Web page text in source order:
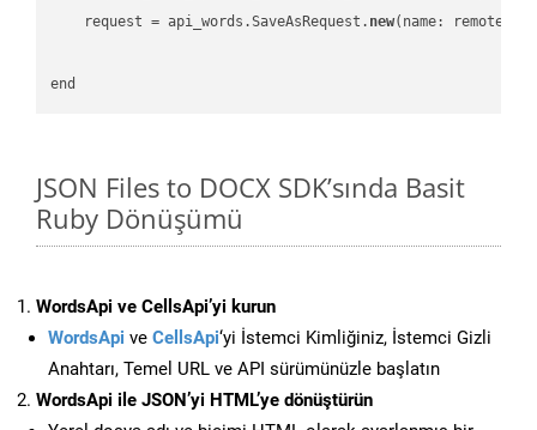
    request = api_words.SaveAsRequest.
new(name:
JSON Files to DOCX SDK’sında Basit
Ruby Dönüşümü
WordsApi ve CellsApi’yi kurun
WordsApi ve CellsApi‘yi İstemci Kimliğiniz, İstemci Gizli
Anahtarı, Temel URL ve API sürümünüzle başlatın
WordsApi ile JSON’yi HTML’ye dönüştürün